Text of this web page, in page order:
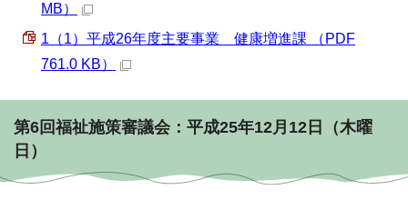
MB）
1（1）平成26年度主要事業 健康増進課 （PDF
761.0 KB）
第6回福祉施策審議会：平成25年12月12日（木曜
日）